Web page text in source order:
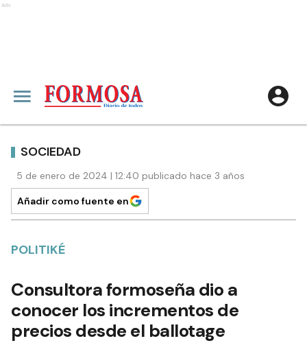
Ads
SOCIEDAD
5 de enero de 2024 | 12:40 publicado hace 3 años
Añadir como fuente en
POLITIKÉ
Consultora formoseña dio a
conocer los incrementos de
precios desde el ballotage